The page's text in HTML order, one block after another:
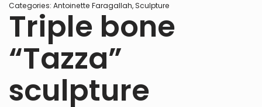
Categories: Antoinette Faragallah,Sculpture
Triple bone
“Tazza”
sculpture